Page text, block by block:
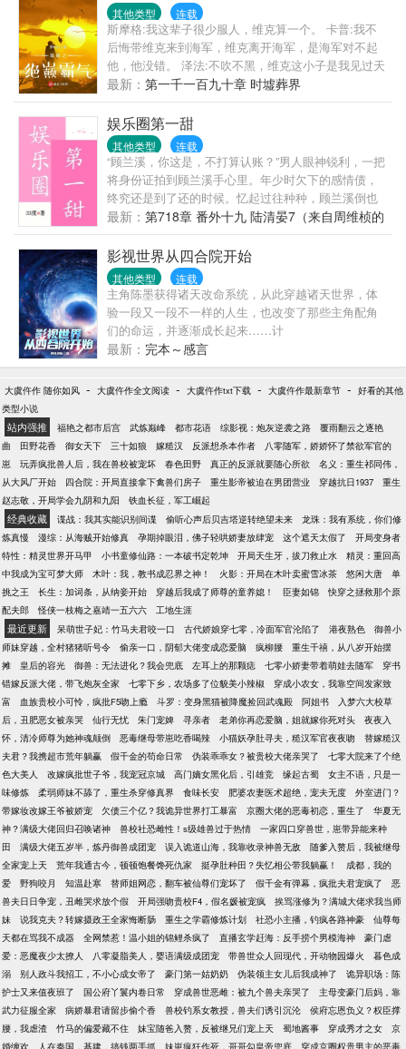
吃新鲜蔬菜，天然瓜果？手撕贱男女，拳打背刺人，
黑心邻居便宜亲戚统统干翻！全程飒爽有仇必报……
从零开始，成为末日最强。
其他类型 连载
斯摩格:我这辈子很少服人，维克算一个。 卡普:我不
后悔带维克来到海军，维克离开海军，是海军对不起
他，他没错。 泽法:不吹不黑，维克这小子是我见过天
赋最好的年轻人了，可惜了 米霍克:我不知道维克是怎
么修行的，年纪比我还小，剑道修为不弱于我，还有
那么强的恶魔果实能力，我不如他。 凯多:唯有霸气才
能凌驾于一切，是维克教给我的至理。 红发:维克的霸
王色已经青出于蓝了。 草帽:维克，我从拉夫德鲁回来
了，我知道了真相…… 维克:战争要开始了……
最新： 第一千一百九十章 时墟葬界
娱乐圈第一甜
其他类型 连载
“顾兰溪，你这是，不打算认账？”男人眼神锐利，一把
将身份证拍到顾兰溪手心里。年少时欠下的感情债，
终究还是到了还的时候。忆起过往种种，顾兰溪倒也
没有反悔，第二天就跟着人去了民政局。==顶流男星
陆南亭22周岁当天领证闪婚，热搜屠榜足足一周有
余。结果风头刚过，人就跑去上了综艺，金句一句接
着一句：“闪婚？不存在闪婚。我从十七岁起，就在盼
着这一天了，之前不结，不是感情不允许，而是法律
不允许，懂？”“粉丝脱粉怎么办？实在没办法，我只能
回家吃软饭了。你们知道的吧？我老婆很会挣钱。”“她
是谁？哦，你们都认识，她不说我肯定不敢说。”“说说
她优点？她情绪稳定，我感情稳定。”主持
最新： 第718章 番外十九 陆清晏7（来自周维桢的
5封信）
影视世界从四合院开始
其他类型 连载
主角陈墨获得诸天改命系统，从此穿越诸天世界，体
验一段又一段不一样的人生，也改变了那些主角配角
们的命运，并逐渐成长起来……计
划、、、、、、、、、、、等等。前中期以都市、年
代、古装历史为主，尽量不加入仙侠神话。欢迎在最
新章节评论区提供影视剧，只要热门有话题度，都可
最新： 完本～感言
大虞仵作 随你如风 - 大虞仵作全文阅读 - 大虞仵作txt下载 - 大虞仵作最新章节 - 好看的其他
类型小说
站内强推 福艳之都市后宫 武炼巅峰 都市花语 综影视：炮灰逆袭之路
覆雨翻云之逐艳
曲
田野花香 御女天下 三十如狼 嫁糙汉 反派想杀本作者
八零随军，娇娇怀了禁欲军官的
崽
玩弄疯批兽人后，我在兽校被宠坏 春色田野 真正的反派就要随心所欲
名义：重生祁同伟，
从大风厂开始
四合院：开局直接拿下禽兽们房子 重生影帝被迫在男团营业 穿越抗日1937
重生
赵志敬，开局学会九阴和九阳
铁血长征，军工崛起
经典收藏 谍战：我其实能识别间谍 偷听心声后贝吉塔逆转绝望未来
龙珠：我有系统，你们修
炼真慢
漫综：从海贼开始修真 孕期掉眼泪，佛子轻哄娇妻放肆宠 这个遮天太假了
开局变身者
特性：精灵世界开马甲
小书童修仙路：一本破书定乾坤 开局天生牙，拔刀救止水
精灵：重回高
中我成为宝可梦大师
木叶：我，教书成忍界之神！ 火影：开局在木叶卖蜜雪冰茶 悠闲大唐
单
挑之王
长生：加词条，从纳妾开始 穿越后我成了师尊的童养媳！ 臣妻如锦
快穿之拯救那个原
配夫郎
怪侠一枝梅之嘉靖一五六六 工地生涯
最近更新 呆萌世子妃：竹马夫君咬一口 古代娇娘穿七零，冷面军官沦陷了 港夜熟色
御兽小
师妹穿越，全村猪猪听号令
偷亲一口，阴郁大佬变成恋爱脑 疯柳腰
重生千禧，从八岁开始摆
摊
皇后的容光 御兽：无法进化？我会兜底 左耳上的那颗痣 七零小娇妻带着萌娃去随军
穿书
错嫁反派大佬，带飞炮灰全家
七零下乡，农场多了位貌美小辣椒
穿成小农女，我靠空间发家致
富
血族贵校小可怜，疯批F5吻上瘾 斗罗：变身黑猫被降魔捡回武魂殿 阿姐书
入梦六大校草
后，丑肥恶女被亲哭
仙行无忧 朱门宠婢 寻亲者 老弟你再恋爱脑，姐就嫁你死对头
夜夜入
怀，清冷师尊为她神魂颠倒
恶毒继母带崽吃香喝辣 小猫妖孕肚寻夫，糙汉军官夜夜吻
替嫁糙汉
夫君？我携超市荒年躺赢
假千金的苟命日常 伪装乖乖女？被贵校大佬亲哭了
七零大院来了个绝
色大美人
改嫁疯批世子爷，我宠冠京城 高门嫡女黑化后，引雄竞 缘起古蜀
女主不语，只是一
味修炼
柔弱师妹不舔了，重生杀穿修真界 食味长安 肥婆农妻医术超绝，宠夫无度
外室进门？
带嫁妆改嫁王爷被娇宠
欠债三个亿？我诡异世界打工暴富 京圈大佬的恶毒初恋，重生了
华夏无
神？满级大佬回归召唤诸神
兽校社恐雌性！s级雄兽过于热情
一家四口穿兽世，崽带异能来种
田
满级大佬五岁半，炼丹御兽成团宠 误入诡道山海，我靠收录神兽无敌
随爹入赘后，我被继母
全家宠上天
荒年我通古今，顿顿饱餐馋死仇家 挺孕肚种田？失忆相公带我躺赢！
成都，我的
爱
野狗咬月 知温赴寒 替师姐网恋，翻车被仙尊们宠坏了 假千金有弹幕，疯批夫君宠疯了
恶
兽夫日日争宠，丑雌哭求放个假
开局强吻贵校F4，假名媛被宠疯
挨骂涨修为？满城大佬求我当师
妹
说我克夫？转嫁摄政王全家悔断肠 重生之学霸修炼计划 社恐小主播，钓疯各路神豪
仙尊每
天都在骂我不成器
全网禁惹！温小姐的锦鲤杀疯了 直播玄学赶海：反手捞个男模海神
豪门虐
爱：恶魔夜少太撩人
八零凝脂美人，婴语满级成团宠 带兽世众人回现代，开动物园爆火
暮色成
溺
别人政斗我招工，不小心成女帝了 豪门第一姑奶奶 伪装领主女儿后我成神了
诡异职场：陈
护士又来值夜班了
国公府丫鬟内卷日常 穿成兽世恶雌：被九个兽夫亲哭了
主母变豪门后妈，靠
武力征服全家
病娇暴君请留步偷个香 兽校钓系女教授，兽夫们诱引沉沦
侯府忘恩负义？权臣撑
腰，我虐渣
竹马的偏爱藏不住 妹宝随爸入赘，反被继兄们宠上天 蜀地酱事 穿成秀才之女
京
婚缠欢
人在秦国，基建，搞钱两手抓 妹崽疯狂作死，哥哥勾皇帝兜底 穿成京圈权贵男主的恶毒